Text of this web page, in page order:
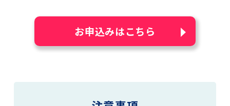
お申込みはこちら